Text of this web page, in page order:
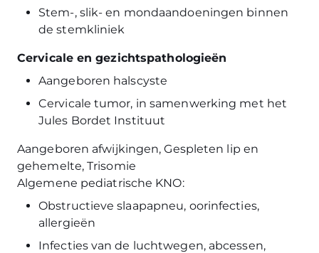
Stem-, slik- en mondaandoeningen binnen
de stemkliniek
Cervicale en gezichtspathologieën
Aangeboren halscyste
Cervicale tumor, in samenwerking met het
Jules Bordet Instituut
Aangeboren afwijkingen, Gespleten lip en
gehemelte, Trisomie
Algemene pediatrische KNO:
Obstructieve slaapapneu, oorinfecties,
allergieën
Infecties van de luchtwegen, abcessen,